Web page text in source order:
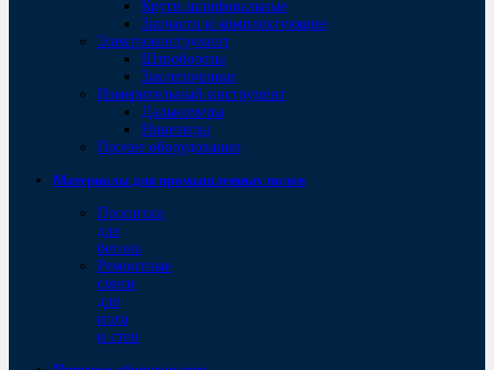
Круги шлифовальные
Запчасти и комплектующие
Электроинструмент
Штроборезы
Заклепочники
Измерительный инструмент
Дальномеры
Нивелиры
Прочее оборудование
Материалы для промышленных полов
Пропитки
для
бетона
Ремонтные
смеси
для
пола
и стен